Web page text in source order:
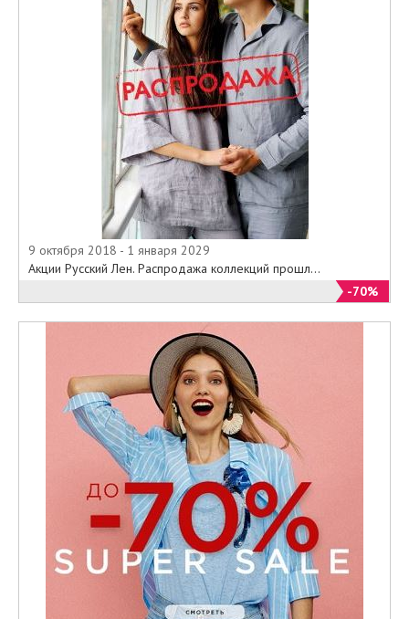
9 октября 2018 - 1 января 2029
Акции Русский Лен. Распродажа коллекций прошл...
-70%